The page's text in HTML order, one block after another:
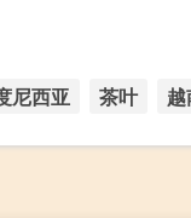
尼西亚 茶叶